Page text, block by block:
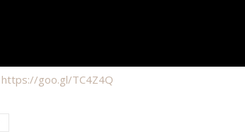
https://goo.gl/TC4Z4Q